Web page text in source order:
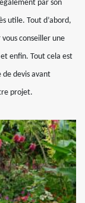
par son
utile. Tout d’abord,
conseiller une
enfin. Tout cela est
devis avant
projet.